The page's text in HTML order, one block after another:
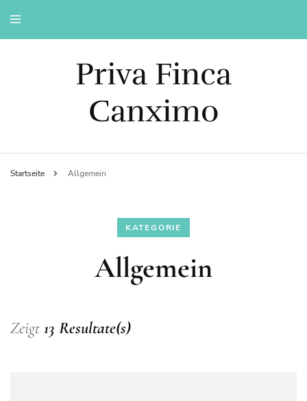
Priva Finca
Canximo
Startseite Allgemein
KATEGORIE
Allgemein
Zeigt 13 Resultate(s)